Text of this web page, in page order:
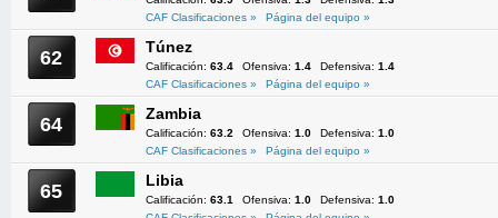
CAF Clasificaciones »
Página del equipo »
62 Túnez
Calificación: 63.4 Ofensiva: 1.4 Defensiva: 1.4
CAF Clasificaciones »
Página del equipo »
64 Zambia
Calificación: 63.2 Ofensiva: 1.0 Defensiva: 1.0
CAF Clasificaciones »
Página del equipo »
65 Libia
Calificación: 63.1 Ofensiva: 1.0 Defensiva: 1.0